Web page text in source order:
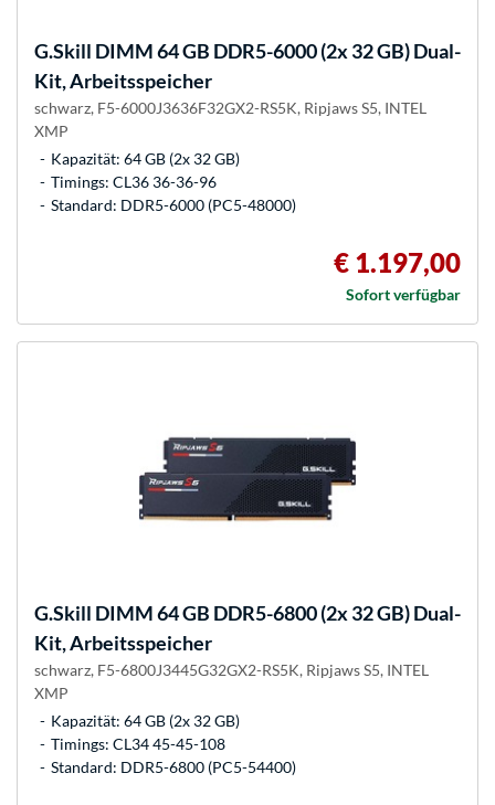
G.Skill DIMM 64 GB DDR5-6000 (2x 32 GB) Dual-
Kit, Arbeitsspeicher
schwarz, F5-6000J3636F32GX2-RS5K, Ripjaws S5, INTEL
XMP
Kapazität: 64 GB (2x 32 GB)
Timings: CL36 36-36-96
Standard: DDR5-6000 (PC5-48000)
€ 1.197,00
Sofort verfügbar
G.Skill DIMM 64 GB DDR5-6800 (2x 32 GB) Dual-
Kit, Arbeitsspeicher
schwarz, F5-6800J3445G32GX2-RS5K, Ripjaws S5, INTEL
XMP
Kapazität: 64 GB (2x 32 GB)
Timings: CL34 45-45-108
Standard: DDR5-6800 (PC5-54400)